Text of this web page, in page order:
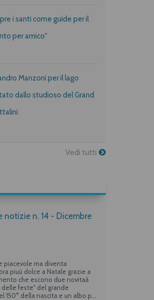
i santi come guide per il
per amico"
Manzoni per il lago
dallo studioso del Grand
Vedi tutti
notizie n. 14 - Dicembre
piacevole ma diventa
piuù dolce a Natale grazie a
che escono due novitaà
delle feste" del grande
150° della nascita e un albo per